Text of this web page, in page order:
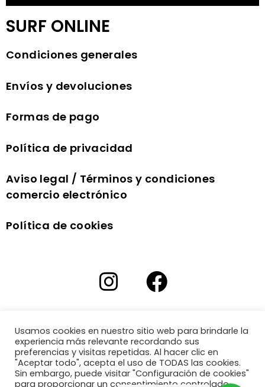
SURF ONLINE
Condiciones generales
Envíos y devoluciones
Formas de pago
Política de privacidad
Aviso legal / Términos y condiciones
comercio electrónico
Política de cookies
Usamos cookies en nuestro sitio web para brindarle la
experiencia más relevante recordando sus
preferencias y visitas repetidas. Al hacer clic en
"Aceptar todo", acepta el uso de TODAS las cookies.
Sin embargo, puede visitar "Configuración de cookies"
para proporcionar un consentimiento controlado.